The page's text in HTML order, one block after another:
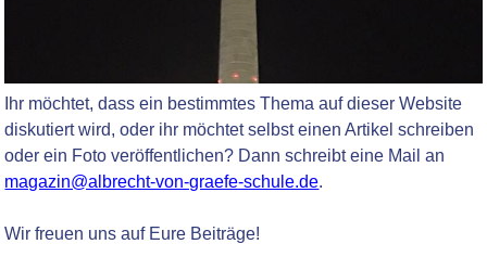
Ihr möchtet, dass ein bestimmtes Thema auf dieser Website
diskutiert wird, oder ihr möchtet selbst einen Artikel schreiben
oder ein Foto veröffentlichen? Dann schreibt eine Mail an
magazin@albrecht-von-graefe-schule.de.
Wir freuen uns auf Eure Beiträge!